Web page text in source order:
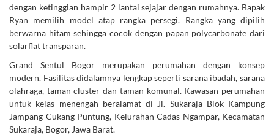
dengan ketinggian hampir 2 lantai sejajar dengan rumahnya. Bapak
Ryan memilih model atap rangka persegi. Rangka yang dipilih
berwarna hitam sehingga cocok dengan papan polycarbonate dari
solarflat transparan.
Grand Sentul Bogor merupakan perumahan dengan konsep
modern. Fasilitas didalamnya lengkap seperti sarana ibadah, sarana
olahraga, taman cluster dan taman komunal. Kawasan perumahan
untuk kelas menengah beralamat di Jl. Sukaraja Blok Kampung
Jampang Cukang Puntung, Kelurahan Cadas Ngampar, Kecamatan
Sukaraja, Bogor, Jawa Barat.